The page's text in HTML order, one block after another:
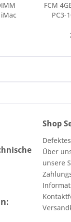
FCM
PC3-
Shop
Über
unsere